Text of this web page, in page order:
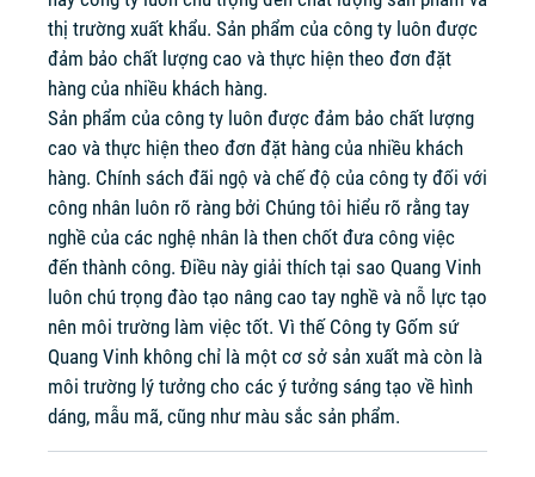
thị trường xuất khẩu. Sản phẩm của công ty luôn được
đảm bảo chất lượng cao và thực hiện theo đơn đặt
hàng của nhiều khách hàng.
Sản phẩm của công ty luôn được đảm bảo chất lượng
cao và thực hiện theo đơn đặt hàng của nhiều khách
hàng. Chính sách đãi ngộ và chế độ của công ty đối với
công nhân luôn rõ ràng bởi Chúng tôi hiểu rõ rằng tay
nghề của các nghệ nhân là then chốt đưa công việc
đến thành công. Điều này giải thích tại sao Quang Vinh
luôn chú trọng đào tạo nâng cao tay nghề và nỗ lực tạo
nên môi trường làm việc tốt. Vì thế Công ty Gốm sứ
Quang Vinh không chỉ là một cơ sở sản xuất mà còn là
môi trường lý tưởng cho các ý tưởng sáng tạo về hình
dáng, mẫu mã, cũng như màu sắc sản phẩm.